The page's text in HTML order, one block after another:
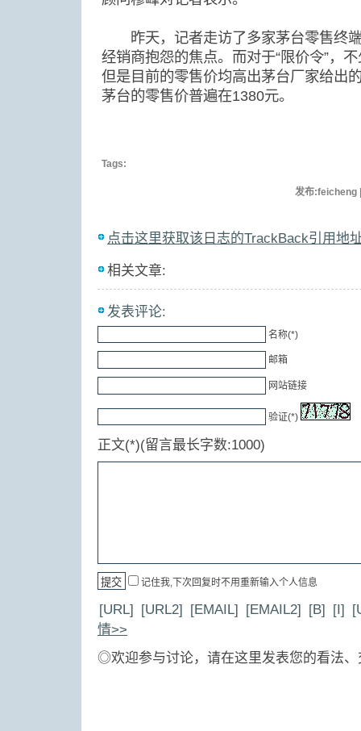
昨天，记者走访了多家茅台零售终端
经销商抱怨的焦点。而对于“限价令”，
但是目前的零售价均高出茅台厂家给出
茅台的零售价普遍在1380元。
Tags:
发布:feicheng
点击这里获取该日志的TrackBack引用地
相关文章:
发表评论:
名称(*)
邮箱
网站链接
验证(*)
正文(*)(留言最长字数:1000)
记住我,下次回复时不用重新输入个人信息
[URL] [URL2] [EMAIL] [EMAIL2] [B] [I]
情>>
◎欢迎参与讨论，请在这里发表您的看法、